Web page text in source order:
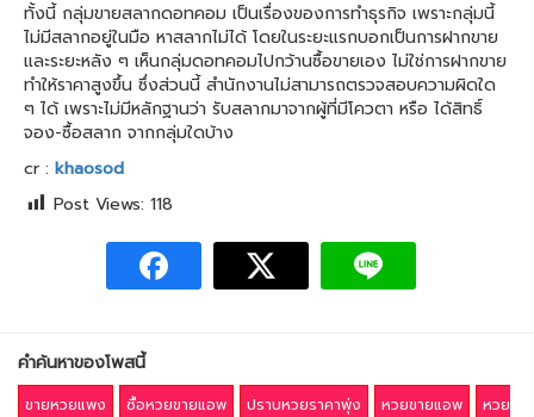
ทั้งนี้ กลุ่มขายสลากดอทคอม เป็นเรื่องของการทำธุรกิจ เพราะกลุ่มนี้
ไม่มีสลากอยู่ในมือ หาสลากไม่ได้ โดยในระยะแรกบอกเป็นการฝากขาย
และระยะหลัง ๆ เห็นกลุ่มดอทคอมไปกว้านซื้อขายเอง ไม่ใช่การฝากขาย
ทำให้ราคาสูงขึ้น ซึ่งส่วนนี้ สำนักงานไม่สามารถตรวจสอบความผิดใด
ๆ ได้ เพราะไม่มีหลักฐานว่า รับสลากมาจากผู้ที่มีโควตา หรือ ได้สิทธิ์
จอง-ซื้อสลาก จากกลุ่มใดบ้าง
cr : khaosod
Post Views: 118
คำค้นหาของโพสนี้
ขายหวยแพง ซื้อหวยขายแอพ ปราบหวยราคาพุ่ง หวยขายแอพ
หวย